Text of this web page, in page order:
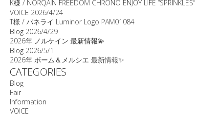
K様 / NORQAIN FREEDOM CHRONO ENJOY LIFE “SPRINKLES”
VOICE 2026/4/24
T様 / パネライ Luminor Logo PAM01084
Blog 2026/4/29
2026年 ノルケイン 最新情報💫
Blog 2026/5/1
2026年 ボーム＆メルシエ 最新情報✨
CATEGORIES
Blog
Fair
Information
VOICE